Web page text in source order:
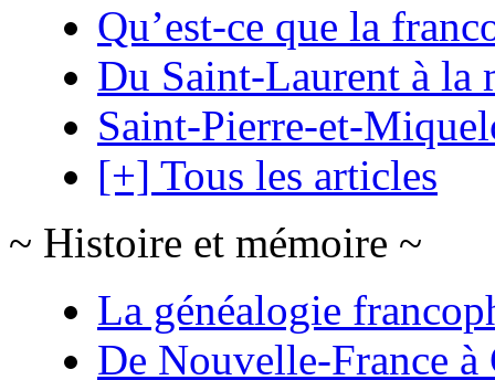
Qu’est-ce que la
Du Saint-Laurent à la
Saint-Pierre-et-
[+] Tous les articles
~ Histoire et mémoire ~
La généalogie
De Nouvelle-France à